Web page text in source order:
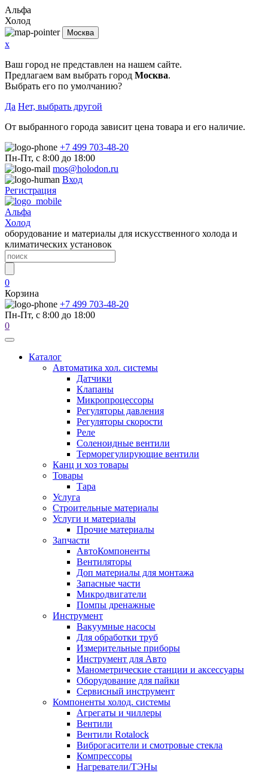
Альфа
Холод
Москва
x
Ваш город не представлен на нашем сайте.
Предлагаем вам выбрать город Москва.
Выбрать его по умолчанию?
Да Нет, выбрать другой
От выбранного города зависит цена товара и его наличие.
+7 499 703-48-20
Пн-Пт, с 8:00 до 18:00
mos@holodon.ru
Вход
Регистрация
Альфа
Холод
оборудование и материалы для искусственного холода и
климатических установок
0
Корзина
+7 499 703-48-20
Пн-Пт, с 8:00 до 18:00
0
Каталог
Автоматика хол. системы
Датчики
Клапаны
Микропроцессоры
Регуляторы давления
Регуляторы скорости
Реле
Соленоидные вентили
Терморегулирующие вентили
Канц и хоз товары
Товары
Тара
Услуга
Строительные материалы
Услуги и материалы
Прочие материалы
Запчасти
АвтоКомпоненты
Вентиляторы
Доп материалы для монтажа
Запасные части
Микродвигатели
Помпы дренажные
Инструмент
Вакуумные насосы
Для обработки труб
Измерительные приборы
Инструмент для Авто
Манометрические станции и аксессуары
Оборудование для пайки
Сервисный инструмент
Компоненты холод. системы
Агрегаты и чиллеры
Вентили
Вентили Rotalock
Виброгасители и смотровые стекла
Компрессоры
Нагреватели/ТЭНы